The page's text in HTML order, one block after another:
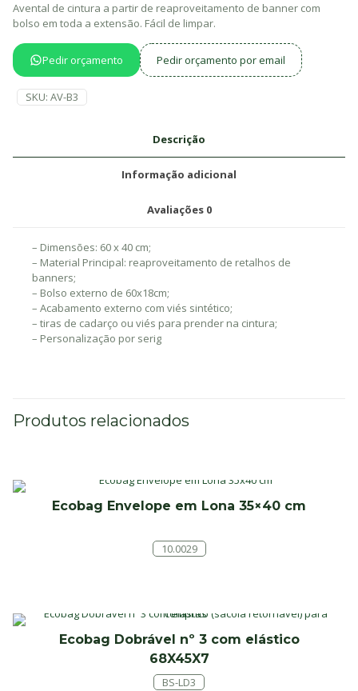
Avental de cintura a partir de reaproveitamento de banner com
bolso em toda a extensão. Fácil de limpar.
Pedir orçamento Pedir orçamento por email
SKU: AV-B3
Descrição
Informação adicional
Avaliações 0
– Dimensões: 60 x 40 cm;
– Material Principal: reaproveitamento de retalhos de
banners;
– Bolso externo de 60x18cm;
– Acabamento externo com viés sintético;
– tiras de cadarço ou viés para prender na cintura;
– Personalização por serig
Produtos relacionados
Ecobag Envelope em Lona 35×40 cm
10.0029
Ecobag Dobrável nº 3 com elástico
68X45X7
BS-LD3